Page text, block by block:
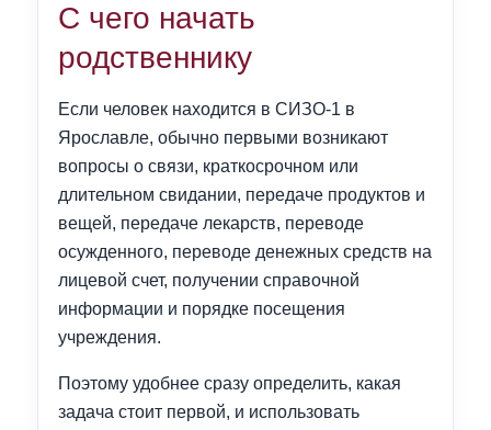
С чего начать
родственнику
Если человек находится в СИЗО-1 в
Ярославле, обычно первыми возникают
вопросы о связи, краткосрочном или
длительном свидании, передаче продуктов и
вещей, передаче лекарств, переводе
осужденного, переводе денежных средств на
лицевой счет, получении справочной
информации и порядке посещения
учреждения.
Поэтому удобнее сразу определить, какая
задача стоит первой, и использовать